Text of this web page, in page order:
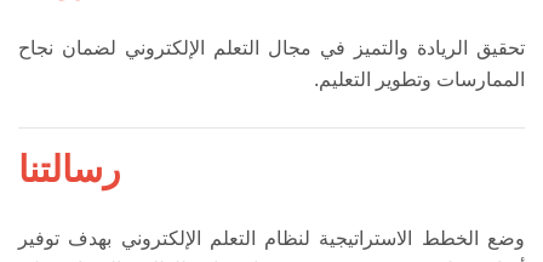
تحقيق الريادة والتميز في مجال التعلم الإلكتروني لضمان نجاح
الممارسات وتطوير التعليم.
رسالتنا
وضع الخطط الاستراتيجية لنظام التعلم الإلكتروني بهدف توفير